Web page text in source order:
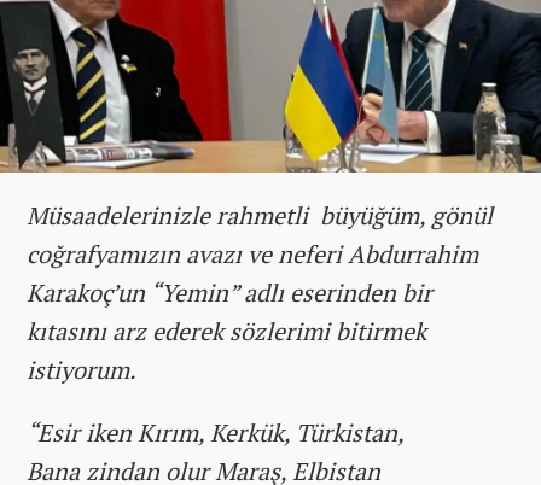
Müsaadelerinizle rahmetli büyüğüm, gönül
coğrafyamızın avazı ve neferi Abdurrahim
Karakoç’un “Yemin” adlı eserinden bir
kıtasını arz ederek sözlerimi bitirmek
istiyorum.
“Esir iken Kırım, Kerkük, Türkistan,
Bana zindan olur Maraş, Elbistan